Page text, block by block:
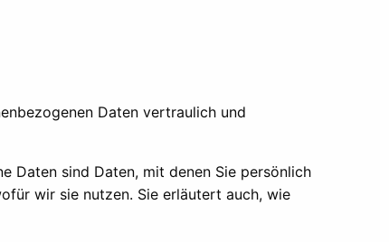
Daten vertraulich und
Daten sind Daten, mit denen Sie persönlich
wir sie nutzen. Sie erläutert auch, wie